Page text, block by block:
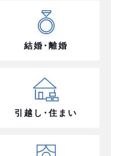
結婚･離婚
引越し･住まい